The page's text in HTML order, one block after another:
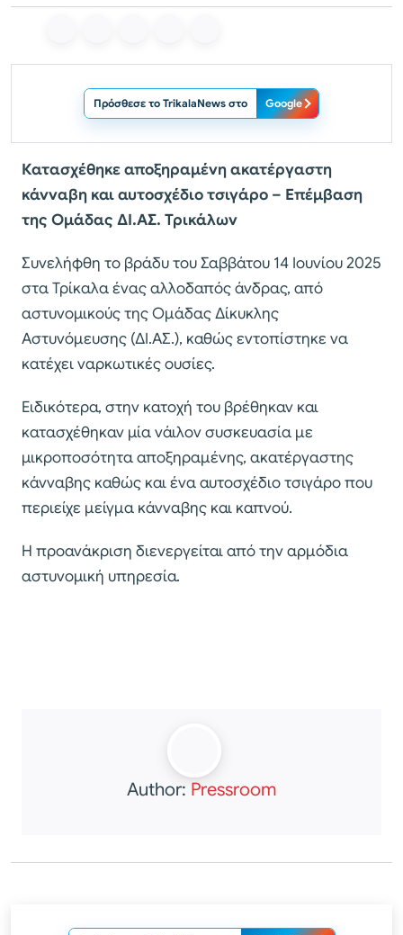
Πρόσθεσε το TrikalaNews στο Google
Κατασχέθηκε αποξηραμένη ακατέργαστη
κάνναβη και αυτοσχέδιο τσιγάρο – Επέμβαση
της Ομάδας ΔΙ.ΑΣ. Τρικάλων
Συνελήφθη το βράδυ του Σαββάτου 14 Ιουνίου 2025
στα Τρίκαλα ένας αλλοδαπός άνδρας, από
αστυνομικούς της Ομάδας Δίκυκλης
Αστυνόμευσης (ΔΙ.ΑΣ.), καθώς εντοπίστηκε να
κατέχει ναρκωτικές ουσίες.
Ειδικότερα, στην κατοχή του βρέθηκαν και
κατασχέθηκαν μία νάιλον συσκευασία με
μικροποσότητα αποξηραμένης, ακατέργαστης
κάνναβης καθώς και ένα αυτοσχέδιο τσιγάρο που
περιείχε μείγμα κάνναβης και καπνού.
Η προανάκριση διενεργείται από την αρμόδια
αστυνομική υπηρεσία.
Author: Pressroom